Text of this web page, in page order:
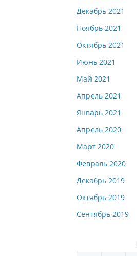
Декабрь 2021
Ноябрь 2021
Октябрь 2021
Июнь 2021
Май 2021
Апрель 2021
Январь 2021
Апрель 2020
Март 2020
Февраль 2020
Декабрь 2019
Октябрь 2019
Сентябрь 2019